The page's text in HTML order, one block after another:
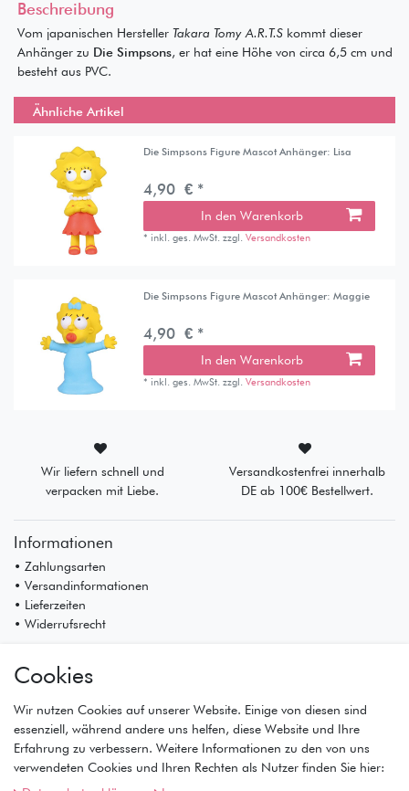
Beschreibung
Vom japanischen Hersteller Takara Tomy A.R.T.Skommt dieser
Anhänger zu Die Simpsons, er hat eine Höhe von circa 6,5 cm und
besteht aus PVC.
Ähnliche Artikel
Die Simpsons Figure Mascot Anhänger: Lisa
4,90 € *
In den Warenkorb
* inkl. ges. MwSt. zzgl.Versandkosten
Die Simpsons Figure Mascot Anhänger: Maggie
4,90 € *
In den Warenkorb
* inkl. ges. MwSt. zzgl.Versandkosten
Wir liefern schnell und
verpacken mit Liebe.
Versandkostenfrei innerhalb
DE ab 100€ Bestellwert.
Informationen
• Zahlungsarten
• Versandinformationen
• Lieferzeiten
• Widerrufsrecht
• Registrierung
• Warenkorb
• Kasse
• Wunschliste
Cookies
Wir nutzen Cookies auf unserer Website. Einige von diesen sind
essenziell, während andere uns helfen, diese Website und Ihre
Erfahrung zu verbessern. Weitere Informationen zu den von uns
verwendeten Cookies und Ihren Rechten als Nutzer finden Sie hier: